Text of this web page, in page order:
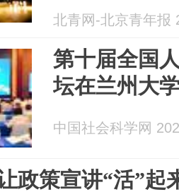
北青网-北京青年报
第十届全国
坛在兰州大
中国社会科学网
政策宣讲“活”起